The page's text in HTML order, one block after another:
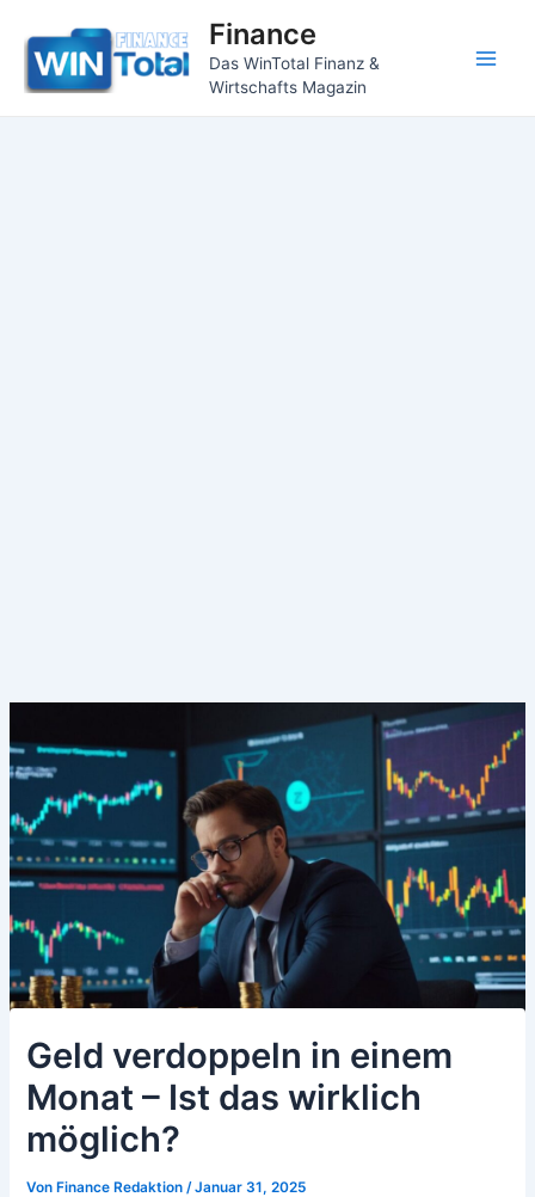
Inhalt
springen
Finance
Das WinTotal Finanz &
Wirtschafts Magazin
Geld verdoppeln in einem
Monat – Ist das wirklich
möglich?
Von Finance Redaktion/Januar 31, 2025